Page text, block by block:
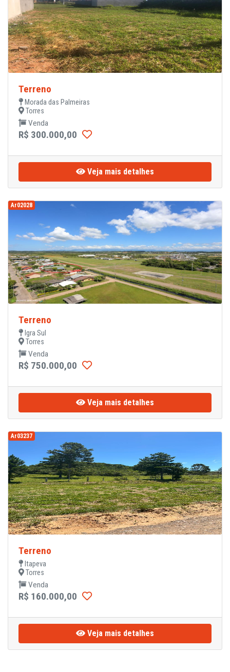
Terreno
Morada das Palmeiras
Torres
Venda
R$ 300.000,00
Veja mais detalhes
Ar02028
Terreno
Igra Sul
Torres
Venda
R$ 750.000,00
Veja mais detalhes
Ar03237
Terreno
Itapeva
Torres
Venda
R$ 160.000,00
Veja mais detalhes